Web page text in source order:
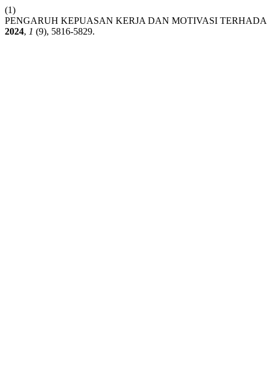
(1)
PENGARUH KEPUASAN KERJA DAN MOTIVASI
2024, 1 (9), 5816-5829.